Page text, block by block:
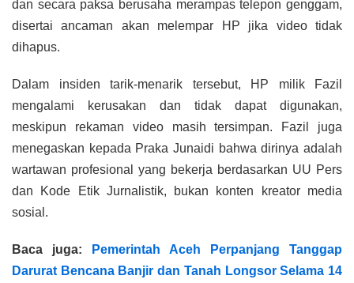
dan secara paksa berusaha merampas telepon genggam,
disertai ancaman akan melempar HP jika video tidak
dihapus.
Dalam insiden tarik-menarik tersebut, HP milik Fazil
mengalami kerusakan dan tidak dapat digunakan,
meskipun rekaman video masih tersimpan. Fazil juga
menegaskan kepada Praka Junaidi bahwa dirinya adalah
wartawan profesional yang bekerja berdasarkan UU Pers
dan Kode Etik Jurnalistik, bukan konten kreator media
sosial.
Baca juga:
Pemerintah Aceh Perpanjang Tanggap
Darurat Bencana Banjir dan Tanah Longsor Selama 14